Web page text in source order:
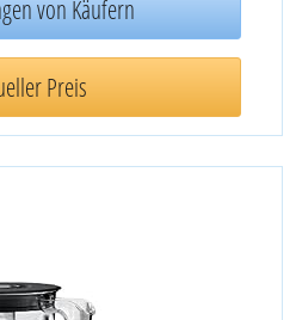
von Käufern
Preis